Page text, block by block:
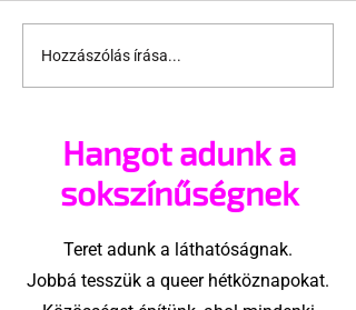
Dél-Afrika: Queer
emberek akik az
Hozzászólás írása...
Hangot adunk a
sokszínűségnek
Teret adunk a láthatóságnak.
Jobbá tesszük a queer hétköznapokat.